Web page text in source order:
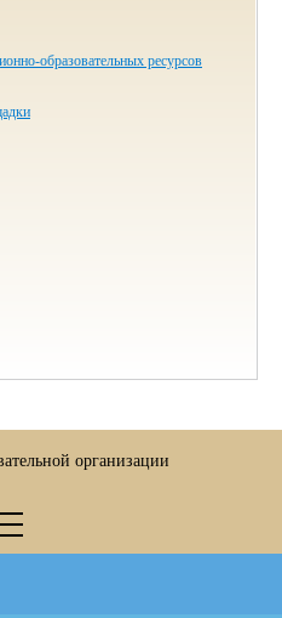
образовательных ресурсов
организации